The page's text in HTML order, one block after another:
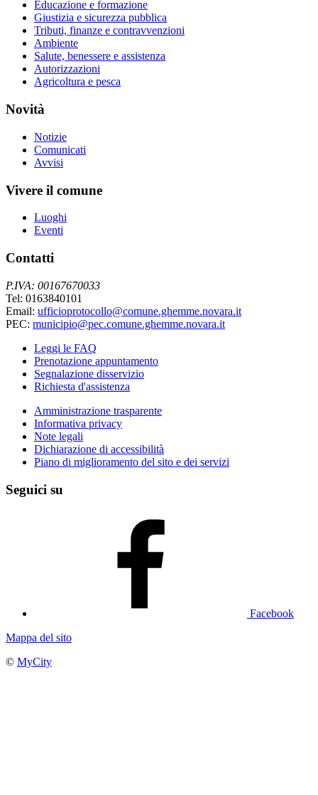
Educazione e formazione
Giustizia e sicurezza pubblica
Tributi, finanze e contravvenzioni
Ambiente
Salute, benessere e assistenza
Autorizzazioni
Agricoltura e pesca
Novità
Notizie
Comunicati
Avvisi
Vivere il comune
Luoghi
Eventi
Contatti
P.IVA: 00167670033
Tel: 0163840101
Email: ufficioprotocollo@comune.ghemme.novara.it
PEC: municipio@pec.comune.ghemme.novara.it
Leggi le FAQ
Prenotazione appuntamento
Segnalazione disservizio
Richiesta d'assistenza
Amministrazione trasparente
Informativa privacy
Note legali
Dichiarazione di accessibilità
Piano di miglioramento del sito e dei servizi
Seguici su
Facebook
Mappa del sito
© MyCity